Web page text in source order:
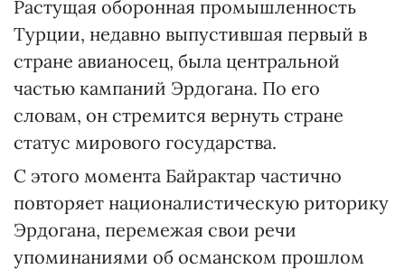
Растущая оборонная промышленность
Турции, недавно выпустившая первый в
стране авианосец, была центральной
частью кампаний Эрдогана. По его
словам, он стремится вернуть стране
статус мирового государства.
С этого момента Байрактар частично
повторяет националистическую риторику
Эрдогана, перемежая свои речи
упоминаниями об османском прошлом